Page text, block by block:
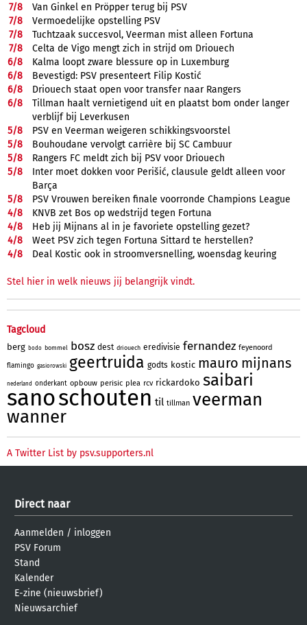
7/8
Van Ginkel en Pröpper terug bij PSV
7/8
Vermoedelijke opstelling PSV
7/8
Tuchtzaak succesvol, Veerman mist alleen Fortuna
7/8
Celta de Vigo mengt zich in strijd om Driouech
6/8
Kalma loopt zware blessure op in Luxemburg
6/8
Bevestigd: PSV presenteert Filip Kostić
6/8
Driouech staat open voor transfer naar Rangers
6/8
Tillman haalt vernietigend uit en plaatst bom onder langer
verblijf bij Leverkusen
5/8
PSV en Veerman weigeren schikkingsvoorstel
5/8
Bouhoudane vervolgt carrière bij SC Cambuur
5/8
Rangers FC meldt zich bij PSV voor Driouech
5/8
Inter moet dokken voor Perišić, clausule geldt alleen voor
Barça
5/8
PSV Vrouwen bereiken finale voorronde Champions League
4/8
KNVB zet Bos op wedstrijd tegen Fortuna
4/8
Heb jij Mijnans al in je favoriete opstelling gezet?
4/8
Weet PSV zich tegen Fortuna Sittard te herstellen?
4/8 Deal Kostic ook in stroomversnelling, woensdag keuring
Stel hier in welk nieuws jij belangrijk vindt.
Tagcloud
berg bodo bommel bosz dest driouech eredivisie fernandez feyenoord
flamingo gasiorowski geertruida godts kostic mauro mijnans
nederland onderkant opbouw perisic plea rcv rickardoko saibari
sanoschouten til tillman veerman
wanner
A Twitter List by psv.supporters.nl
Direct naar
Aanmelden / inloggen
PSV Forum
Stand
Kalender
E-zine (nieuwsbrief)
Nieuwsarchief